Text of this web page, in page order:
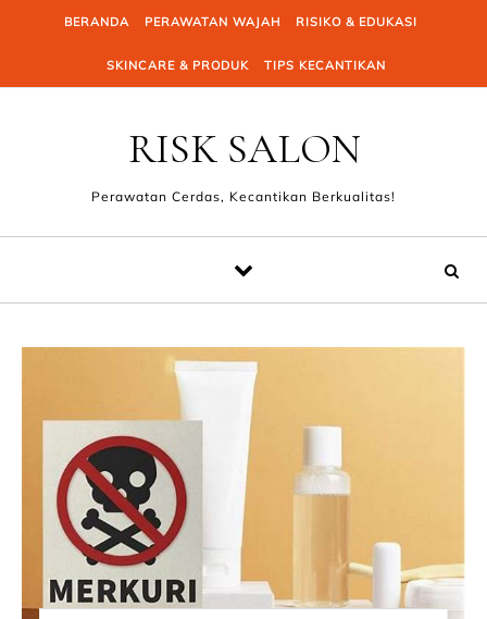
Skip to content
BERANDA PERAWATAN WAJAH RISIKO & EDUKASI
SKINCARE & PRODUK TIPS KECANTIKAN
RISK SALON
Perawatan Cerdas, Kecantikan Berkualitas!